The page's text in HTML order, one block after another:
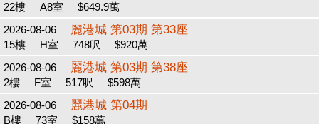
22樓 A8室
$649.9萬
2026-08-06
麗港城 第03期 第33座
15樓 H室 748呎
$920萬
2026-08-06
麗港城 第03期 第38座
2樓 F室 517呎
$598萬
2026-08-06
麗港城 第04期
B樓 73室 $158萬